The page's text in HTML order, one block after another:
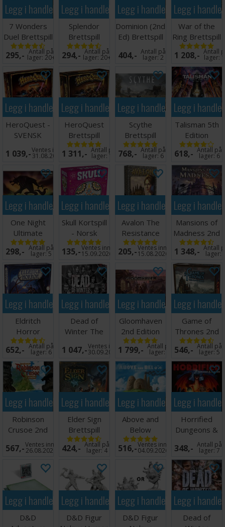
Legg i handlekurven
7 Wonders
Duel Brettspill
- Norsk
295,- Antall på
lager: 20+
Legg i handlekurven
Splendor
Brettspill
294,- Antall på
lager:20+
Legg i handlekurven
Dominion (2nd
Ed) Brettspill
Engelsk
404,- Antall på
lager:2
Legg i
War of the
Ring Brettspill
1 208,- Antall
lager:
Legg i handlekurven
HeroQuest -
SVENSK
1 039,-Ventes inn
31.08.2026
Legg i handlekurven
HeroQuest
Brettspill
1 311,- Antall på
lager: 10
Legg i handlekurven
Scythe
Brettspill
768,- Antall på
lager:6
Legg i
Talisman 5th
Edition
Brettspill
618,- Antall på
lager:6
Legg i handlekurven
One Night
Ultimate
Werewolf
Daybreak Exp
298,- Antall på
lager:5
Legg i handlekurven
Skull Kortspill
- Norsk
utgave
135,-Ventes inn
15.09.2026
Legg i handlekurven
Avalon The
Resistance
Kortspill
Norsk
205,-Ventes inn
15.08.2026
Legg i
Mansions of
Madness 2nd
Edition
1 348,- Antall
lager:
Legg i handlekurven
Eldritch
Horror
Brettspill
652,- Antall på
lager:6
Legg i handlekurven
Dead of
Winter The
Long Night
Brettspill
1 047,-Ventes inn
30.09.2026
Legg i handlekurven
Gloomhaven
2nd Edition
Brettspill
1 799,- Antall på
lager:
Legg i
Game of
Thrones 2nd
edition
Brettspill
546,- Antall på
lager:5
Legg i handlekurven
Robinson
Crusoe 2nd
Edition
Brettspill
567,-Ventes inn
26.08.2026
Legg i handlekurven
Elder Sign
Brettspill
424,- Antall på
lager:4
Legg i handlekurven
Above and
Below
Brettspill
516,-Ventes inn
04.09.2026
Legg i
Horrified
Dungeons &
Dragons
Brettspill
348,- Antall på
lager:7
Legg i handlekurven
D&D
Legg i handlekurven
D&D Figur
Legg i handlekurven
D&D Figur
Legg i
Dead of